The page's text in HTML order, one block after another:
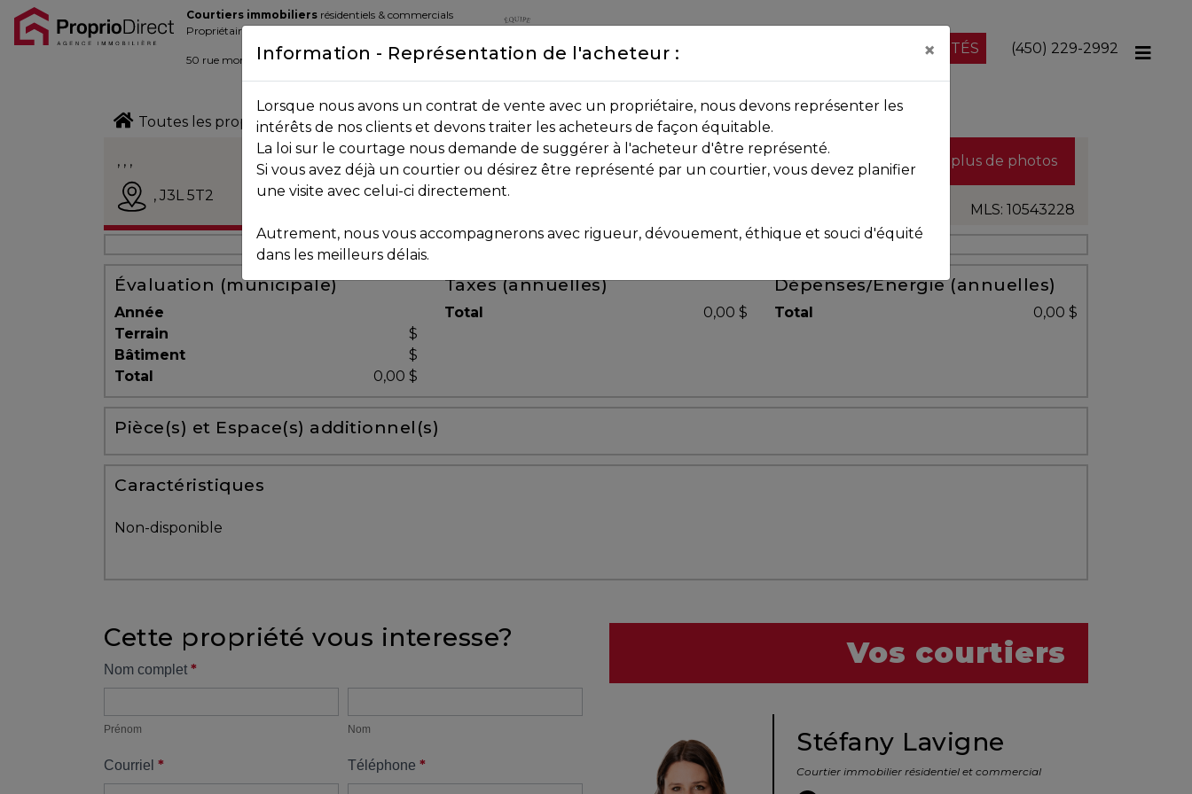
Blogue
COURTIERS
VENDRE
Courtiers immobiliers résidentiels & commercials
Propriétaires de la place d’affaire
50 rue morin,Sainte-Adèle, Québec J8B 2P7 DEPUIS 2013
NOS PROPRIÉTÉS (450) 229-2992
Toutes les propriétés
Vendu
, , ,
, J3L 5T2
Voir plus de photos
MLS: 10543228
Évaluation (municipale)
Année
Terrain
$
Bâtiment
$
Total
0,00 $
Taxes (annuelles)
Total 0,00 $
Dépenses/Énergie (annuelles)
Total 0,00 $
Pièce(s) et Espace(s) additionnel(s)
Caractéristiques
Non-disponible
Cette propriété vous interesse?
Formulaire
Nom complet *
Prénom Nom
Courriel * Téléphone*
Vos courtiers
Stéfany Lavigne
Courtier immobilier résidentiel et commercial
Information - Représentation de l'acheteur : ×
Lorsque nous avons un contrat de vente avec un propriétaire, nous devons représenter les
intérêts de nos clients et devons traiter les acheteurs de façon équitable.
La loi sur le courtage nous demande de suggérer à l'acheteur d'être représenté.
Si vous avez déjà un courtier ou désirez être représenté par un courtier, vous devez planifier
une visite avec celui-ci directement.
Autrement, nous vous accompagnerons avec rigueur, dévouement, éthique et souci d'équité
dans les meilleurs délais.